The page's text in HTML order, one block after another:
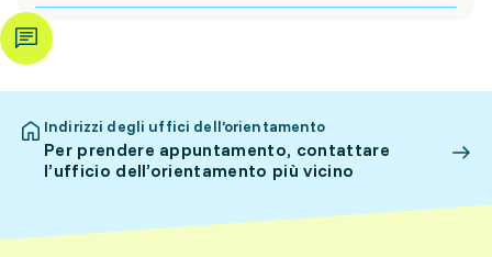
Indirizzi degli uffici dell’orientamento
Per prendere appuntamento, contattare
l’ufficio dell’orientamento più vicino